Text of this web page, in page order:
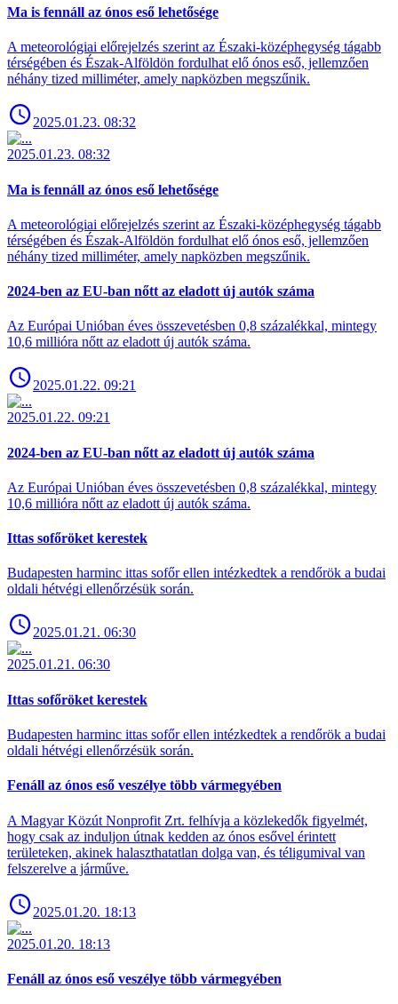
Ma is fennáll az ónos eső lehetősége
A meteorológiai előrejelzés szerint az Északi-középhegység tágabb
térségében és Észak-Alföldön fordulhat elő ónos eső, jellemzően
néhány tized milliméter, amely napközben megszűnik.
2025.01.23. 08:32
2025.01.23. 08:32
Ma is fennáll az ónos eső lehetősége
A meteorológiai előrejelzés szerint az Északi-középhegység tágabb
térségében és Észak-Alföldön fordulhat elő ónos eső, jellemzően
néhány tized milliméter, amely napközben megszűnik.
2024-ben az EU-ban nőtt az eladott új autók száma
Az Európai Unióban éves összevetésben 0,8 százalékkal, mintegy
10,6 millióra nőtt az eladott új autók száma.
2025.01.22. 09:21
2025.01.22. 09:21
2024-ben az EU-ban nőtt az eladott új autók száma
Az Európai Unióban éves összevetésben 0,8 százalékkal, mintegy
10,6 millióra nőtt az eladott új autók száma.
Ittas sofőröket kerestek
Budapesten harminc ittas sofőr ellen intézkedtek a rendőrök a budai
oldali hétvégi ellenőrzésük során.
2025.01.21. 06:30
2025.01.21. 06:30
Ittas sofőröket kerestek
Budapesten harminc ittas sofőr ellen intézkedtek a rendőrök a budai
oldali hétvégi ellenőrzésük során.
Fenáll az ónos eső veszélye több vármegyében
A Magyar Közút Nonprofit Zrt. felhívja a közlekedők figyelmét,
hogy csak az induljon útnak kedden az ónos esővel érintett
területeken, akinek halaszthatatlan dolga van, és téligumival van
felszerelve a járműve.
2025.01.20. 18:13
2025.01.20. 18:13
Fenáll az ónos eső veszélye több vármegyében